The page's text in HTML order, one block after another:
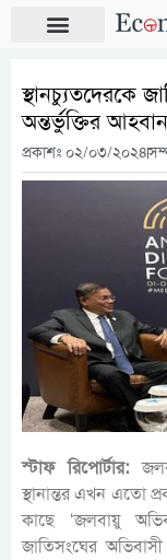
স্থানচ্যুতদেরকে
অন্তর্ভুক্তির আহবান
প্রকাশঃ ০২/০৩/২০২৪
স্টাফ রিপোর্টার:
স্থানান্তর এখন এতো
কাছে ‘জলবায়ু
জাতিসংঘের